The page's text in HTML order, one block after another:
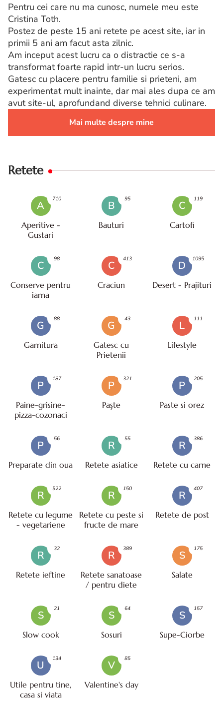
Pentru cei care nu ma cunosc, numele meu este
Cristina Toth.
Postez de peste 15 ani retete pe acest site, iar in
primii 5 ani am facut asta zilnic.
Am inceput acest lucru ca o distractie ce s-a
transformat foarte rapid intr-un lucru serios.
Gatesc cu placere pentru familie si prieteni, am
experimentat mult inainte, dar mai ales dupa ce am
avut site-ul, aprofundand diverse tehnici culinare.
Mai multe despre mine
Retete
A
Aperitive -
Gustari
710
B
Bauturi
95
C
Cartofi
119
C
Conserve pentru
iarna
98
C
Craciun
413
D
Desert - Prajituri
1095
G
Garnitura
88
G
Gatesc cu
Prietenii
43
L
Lifestyle
111
P
Paine-grisine-
pizza-cozonaci
187
P
Paşte
321
P
Paste si orez
205
P
Preparate din oua
56
R
Retete asiatice
55
R
Retete cu carne
386
R
Retete cu legume
- vegetariene
522
R
Retete cu peste si
fructe de mare
150
R
Retete de post
407
R
Retete ieftine
32
R
Retete sanatoase
/ pentru diete
389
S
Salate
175
S
Slow cook
21
S
Sosuri
64
S
Supe-Ciorbe
157
U
Utile pentru tine,
casa si viata
134
V
Valentine's day
85